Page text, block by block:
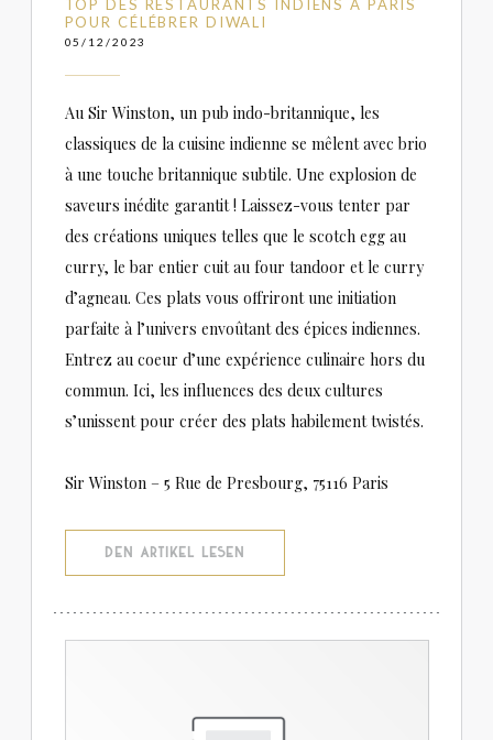
TOP DES RESTAURANTS INDIENS À PARIS
POUR CÉLÉBRER DIWALI
05/12/2023
Au Sir Winston, un pub indo-britannique, les
classiques de la cuisine indienne se mêlent avec brio
à une touche britannique subtile. Une explosion de
saveurs inédite garantit ! Laissez-vous tenter par
des créations uniques telles que le scotch egg au
curry, le bar entier cuit au four tandoor et le curry
d’agneau. Ces plats vous offriront une initiation
parfaite à l’univers envoûtant des épices indiennes.
Entrez au coeur d’une expérience culinaire hors du
commun. Ici, les influences des deux cultures
s’unissent pour créer des plats habilement twistés.
Sir Winston – 5 Rue de Presbourg, 75116 Paris
DEN ARTIKEL LESEN